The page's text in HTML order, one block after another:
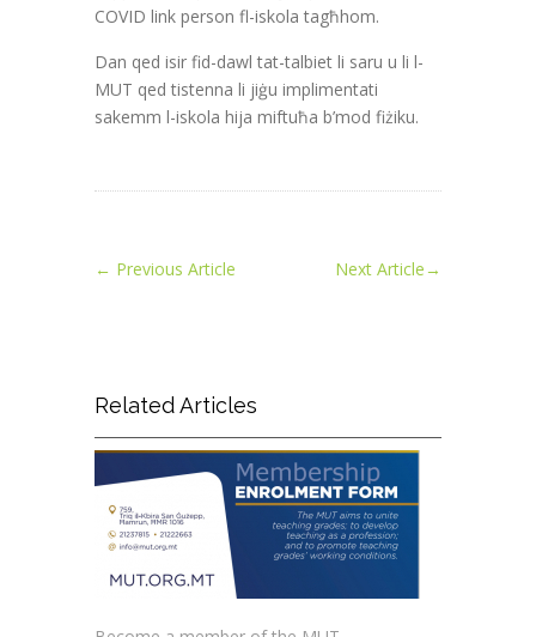
COVID link person fl-iskola tagħhom.
Dan qed isir fid-dawl tat-talbiet li saru u li l-
MUT qed tistenna li jiġu implimentati
sakemm l-iskola hija miftuħa b’mod fiżiku.
← Previous Article Next Article→
Related Articles